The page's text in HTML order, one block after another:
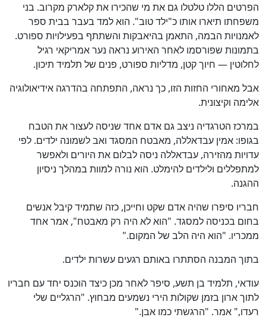
הפרטים הללו טלטלו גם את מי שהכירו את קלארק מקרוב. בני
משפחתו תיארו אותו כ"ילד טוב". הוא למד בעבר בבית ספר
לאמנויות הבמה, התאמן בהיאבקות והשתתף בפעילויות ספורט.
בתמונות שפורסמו לאחר האירוע נראה נער אמריקאי רגיל
לחלוטין — חיוך קטן, מדליות ספורט, פנים של תלמיד תיכון.
אבל מאחורי החזות הזו, כך נראה, התפתחה בהדרגה אידיאולוגיה
אלימה וקיצונית.
במרכז הטרגדיה ניצב גם אדם אחד שניסה לעצור את הטבח
בגופו: אמין עבדאללה, מאבטח המסגד ואב לשמונה ילדים. לפי
עדויות מהזירה, עבדאללה ניסה לבלום את היורים ולאפשר
למתפללים ולילדים להימלט. הוא נורה למוות במהלך ניסיון
ההגנה.
חבריו סיפרו שהיה אדם שקט וחייכן, כזה שתמיד קיבל אנשים
בחום בכניסה למסגד. "הוא לא היה רק מאבטח", אמר אחד
ממכריו. "הוא היה הלב של המקום."
בתוך המבנה הסתתרו באותם רגעים עשרות ילדים.
עודאי, תלמיד בן תשע, סיפר לאחר מכן כיצד הוכנס יחד עם חבריו
לתוך ארון בזמן שקולות הירי נשמעים מבחוץ. "הרגליים שלי
רעדו," אמר. "הרגשתי כמו אבן."
74%לא